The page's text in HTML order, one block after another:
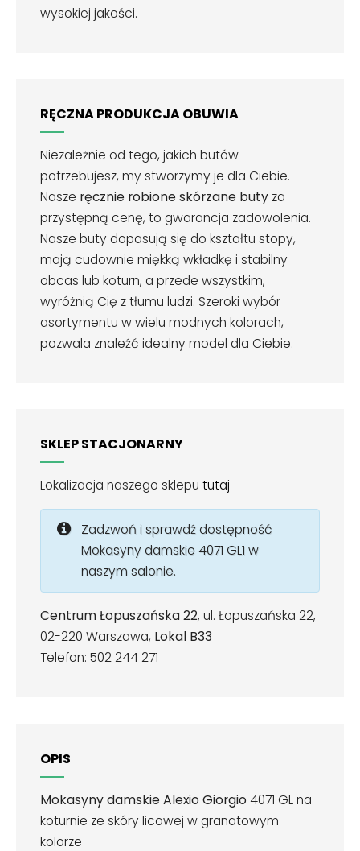
wysokiej jakości.
RĘCZNA PRODUKCJA OBUWIA
Niezależnie od tego, jakich butów
potrzebujesz, my stworzymy je dla Ciebie.
Nasze ręcznie robione skórzane buty za
przystępną cenę, to gwarancja zadowolenia.
Nasze buty dopasują się do kształtu stopy,
mają cudownie miękką wkładkę i stabilny
obcas lub koturn, a przede wszystkim,
wyróżnią Cię z tłumu ludzi. Szeroki wybór
asortymentu w wielu modnych kolorach,
pozwala znaleźć idealny model dla Ciebie.
SKLEP STACJONARNY
Lokalizacja naszego sklepu tutaj
Zadzwoń i sprawdź dostępność
Mokasyny damskie 4071 GL1 w
naszym salonie.
Centrum Łopuszańska 22, ul. Łopuszańska 22,
02-220 Warszawa, Lokal B33
Telefon: 502 244 271
OPIS
Mokasyny damskie Alexio Giorgio 4071 GL na
koturnie ze skóry licowej w granatowym
kolorze